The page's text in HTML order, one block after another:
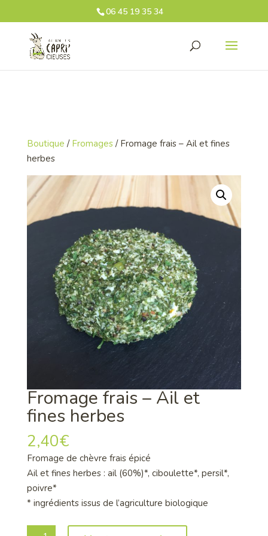
06 45 19 35 34‬
Boutique / Fromages/ Fromage frais – Ail et fines
herbes
Fromage frais – Ail et
fines herbes
2,40€
Fromage de chèvre frais épicé
Ail et fines herbes : ail (60%)*, ciboulette*, persil*,
poivre*
* ingrédients issus de l’agriculture biologique
quantité